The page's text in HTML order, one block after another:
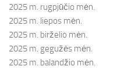
2025 m. rugpjūčio mėn.
2025 m. liepos mėn.
2025 m. birželio mėn.
2025 m. gegužės mėn.
2025 m. balandžio mėn.